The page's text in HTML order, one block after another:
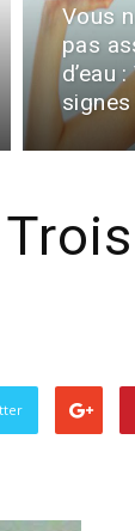
Vous
pas
d’eau